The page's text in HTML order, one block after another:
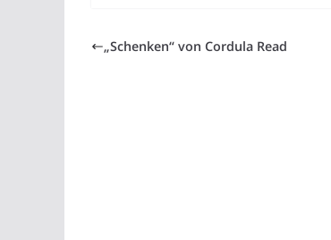
„Schenken“ von Cordula Read